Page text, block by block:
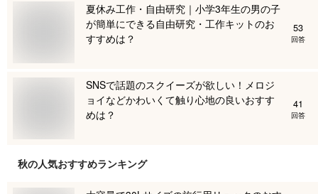
夏休み工作・自由研究｜小学3年生の男の子
が簡単にできる自由研究・工作キットのお
すすめは？
53
回答
SNSで話題のスクイーズが欲しい！メロジ
ョイなどかわいくて触り心地の良いおすす
めは？
41
回答
秋の人気おすすめランキング